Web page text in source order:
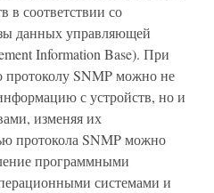
в соответствии со
данных управляющей
Information Base). При
протоколу SNMP можно не
с устройств, но и
изменяя их
протокола SNMP можно
программными
системами и